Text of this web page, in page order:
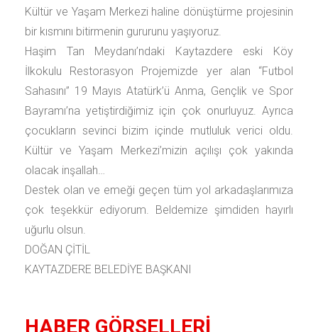
Kültür ve Yaşam Merkezi haline dönüştürme projesinin
bir kısmını bitirmenin gururunu yaşıyoruz.
Haşim Tan Meydanı’ndaki Kaytazdere eski Köy
İlkokulu Restorasyon Projemizde yer alan “Futbol
Sahasını” 19 Mayıs Atatürk’ü Anma, Gençlik ve Spor
Bayramı’na yetiştirdiğimiz için çok onurluyuz. Ayrıca
çocukların sevinci bizim içinde mutluluk verici oldu.
Kültür ve Yaşam Merkezi’mizin açılışı çok yakında
olacak inşallah…
Destek olan ve emeği geçen tüm yol arkadaşlarımıza
çok teşekkür ediyorum. Beldemize şimdiden hayırlı
uğurlu olsun.
DOĞAN ÇİTİL
KAYTAZDERE BELEDİYE BAŞKANI
HABER GÖRSELLERİ